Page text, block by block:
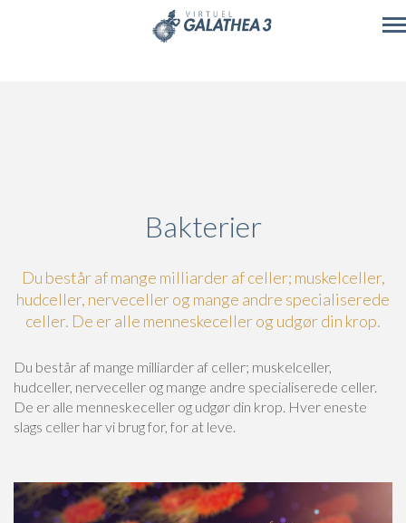
Bakterier
Du består af mange milliarder af celler; muskelceller,
hudceller, nerveceller og mange andre specialiserede
celler. De er alle menneskeceller og udgør din krop.
Du består af mange milliarder af celler; muskelceller,
hudceller, nerveceller og mange andre specialiserede celler.
De er alle menneskeceller og udgør din krop. Hver eneste
slags celler har vi brug for, for at leve.